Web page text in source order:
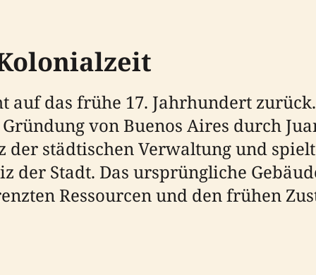
auf das frühe 17. Jahrhundert
von Buenos Aires durch
städtischen Verwaltung und
der Stadt. Das ursprüngliche
Ressourcen und den frühen